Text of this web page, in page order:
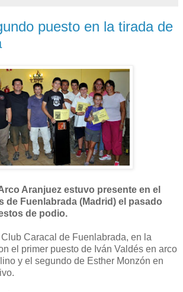
puesto en la tirada de
Aranjuez estuvo presente en el
de Fuenlabrada (Madrid) el pasado
de podio.
Caracal de Fuenlabrada, en la
el primer puesto de Iván Valdés en arco
y el segundo de Esther Monzón en